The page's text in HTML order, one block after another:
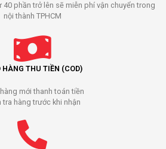
phần trở lên sẽ miễn phí vận chuyển trong
nội thành TPHCM
HÀNG THU TIỀN (COD)
mới thanh toán tiền
tra hàng trước khi nhận